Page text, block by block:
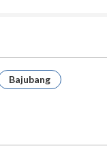
Bajubang